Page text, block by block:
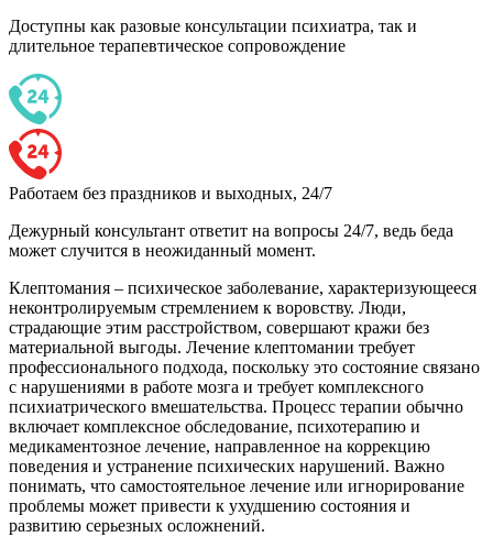
Доступны как разовые консультации психиатра, так и
длительное терапевтическое сопровождение
Работаем без праздников и выходных, 24/7
Дежурный консультант ответит на вопросы 24/7, ведь беда
может случится в неожиданный момент.
Клептомания – психическое заболевание, характеризующееся
неконтролируемым стремлением к воровству. Люди,
страдающие этим расстройством, совершают кражи без
материальной выгоды. Лечение клептомании требует
профессионального подхода, поскольку это состояние связано
с нарушениями в работе мозга и требует комплексного
психиатрического вмешательства. Процесс терапии обычно
включает комплексное обследование, психотерапию и
медикаментозное лечение, направленное на коррекцию
поведения и устранение психических нарушений. Важно
понимать, что самостоятельное лечение или игнорирование
проблемы может привести к ухудшению состояния и
развитию серьезных осложнений.